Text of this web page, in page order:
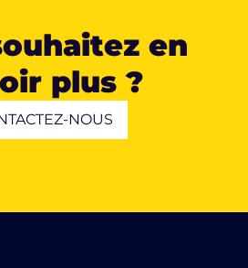
en
plus ?
NOUS